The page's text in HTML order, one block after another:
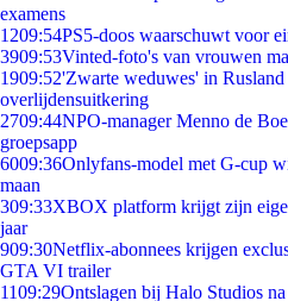
examens
1209:54PS5-doos waarschuwt voor
3909:53Vinted-foto's van vrouwen
1909:52'Zwarte weduwes' in
overlijdensuitkering
2709:44NPO-manager Menno de
groepsapp
6009:36Onlyfans-model met G-cup
maan
309:33XBOX platform krijgt zijn
jaar
909:30Netflix-abonnees krijgen
GTA VI trailer
1109:29Ontslagen bij Halo Studios